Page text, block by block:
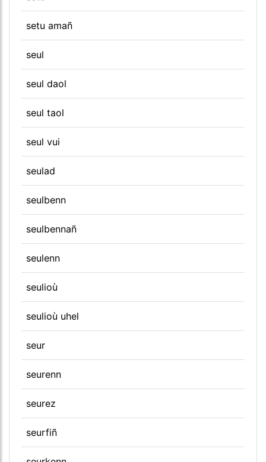
setu amañ
seul
seul daol
seul taol
seul vui
seulad
seulbenn
seulbennañ
seulenn
seulioù
seulioù uhel
seur
seurenn
seurez
seurfiñ